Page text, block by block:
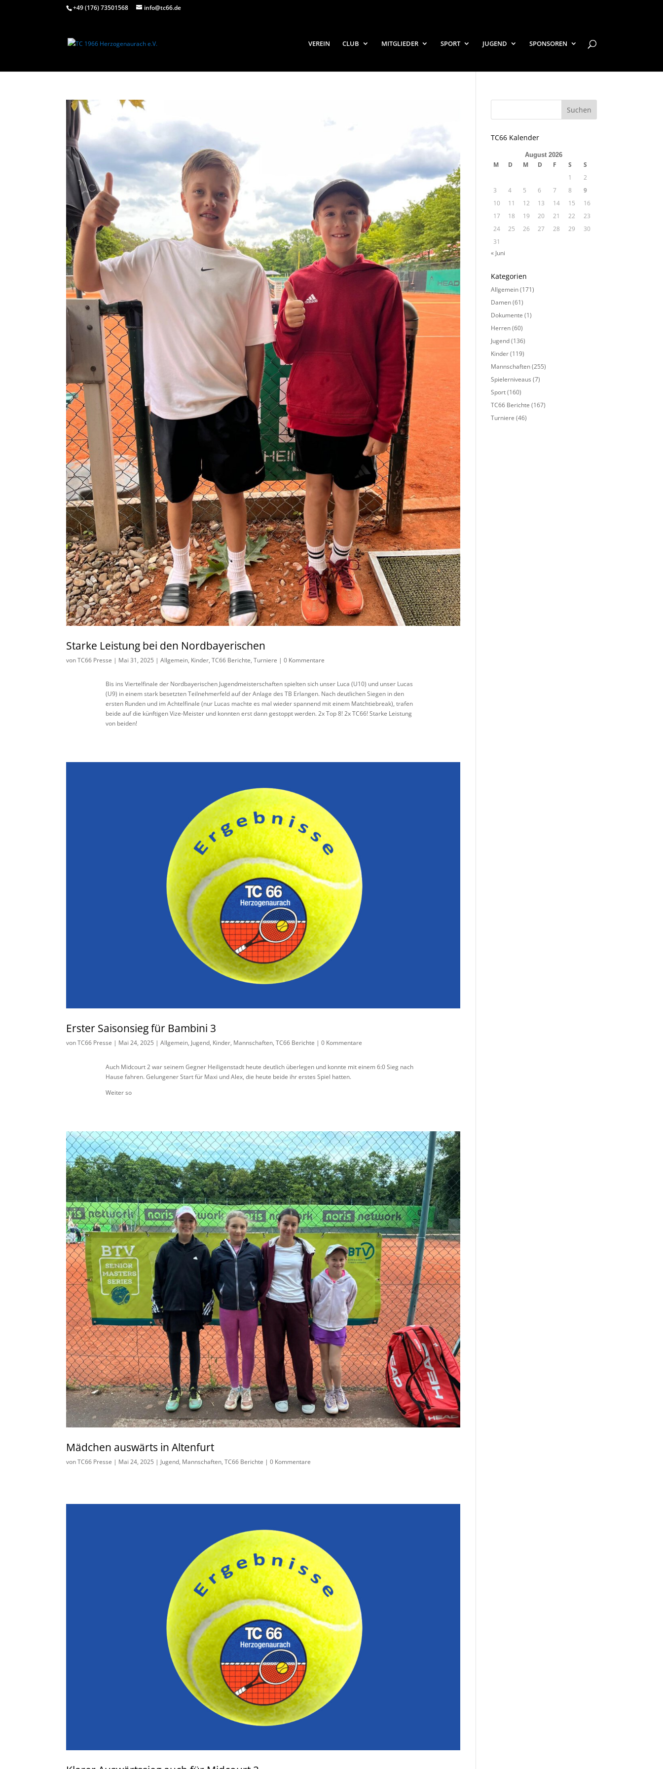
+49 (176) 73501568 info@tc66.de
VEREIN CLUB MITGLIEDER SPORT JUGEND SPONSOREN
Starke Leistung bei den Nordbayerischen
vonTC66 Presse | Mai 31, 2025 |Allgemein, Kinder,TC66 Berichte,Turniere |0 Kommentare
Bis ins Viertelfinale der Nordbayerischen Jugendmeisterschaften spielten sich unser Luca (U10) und unser Lucas
(U9) in einem stark besetzten Teilnehmerfeld auf der Anlage des TB Erlangen. Nach deutlichen Siegen in den
ersten Runden und im Achtelfinale (nur Lucas machte es mal wieder spannend mit einem Matchtiebreak), trafen
beide auf die künftigen Vize-Meister und konnten erst dann gestoppt werden. 2x Top 8! 2x TC66! Starke Leistung
von beiden!
Erster Saisonsieg für Bambini 3
vonTC66 Presse | Mai 24, 2025 |Allgemein, Jugend, Kinder, Mannschaften,TC66 Berichte |0 Kommentare
Auch Midcourt 2 war seinem Gegner Heiligenstadt heute deutlich überlegen und konnte mit einem 6:0 Sieg nach
Hause fahren. Gelungener Start für Maxi und Alex, die heute beide ihr erstes Spiel hatten.
Weiter so
Mädchen auswärts in Altenfurt
vonTC66 Presse | Mai 24, 2025 | Jugend, Mannschaften,TC66 Berichte |0 Kommentare
TC66 Kalender
August 2026
M D M D F S
S
1
2
3
4 5 6 7 8
9
10
11 12 13 14 15
16
17
18 19 20 21 22
23
24
25 26 27 28 29
30
31
« Juni
Kategorien
Allgemein(171)
Damen(61)
Dokumente (1)
Herren(60)
Jugend(136)
Kinder(119)
Mannschaften(255)
Spielerniveaus (7)
Sport(160)
TC66 Berichte (167)
Turniere (46)